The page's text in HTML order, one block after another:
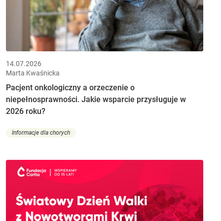
14.07.2026
Marta Kwaśnicka
Pacjent onkologiczny a orzeczenie o
niepełnosprawności. Jakie wsparcie przysługuje w
2026 roku?
Informacje dla chorych